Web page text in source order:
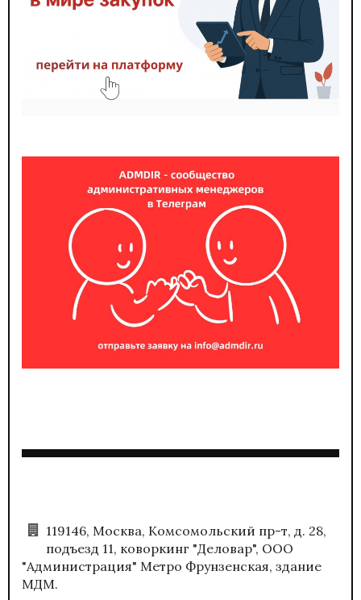
119146, Москва, Комсомольский пр-т, д. 28,
подъезд 11, коворкинг "Деловар", ООО
"Администрация" Метро Фрунзенская, здание
МДМ.